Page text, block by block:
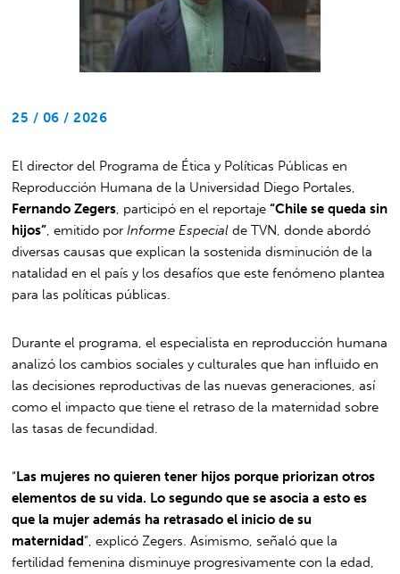
25 / 06 / 2026
El director del Programa de Ética y Políticas Públicas en
Reproducción Humana de la Universidad Diego Portales,
Fernando Zegers , participó en el reportaje“Chile se queda sin
hijos” , emitido por Informe Especial de TVN, donde abordó
diversas causas que explican la sostenida disminución de la
natalidad en el país y los desafíos que este fenómeno plantea
para las políticas públicas.
Durante el programa, el especialista en reproducción humana
analizó los cambios sociales y culturales que han influido en
las decisiones reproductivas de las nuevas generaciones, así
como el impacto que tiene el retraso de la maternidad sobre
las tasas de fecundidad.
“Las mujeres no quieren tener hijos porque priorizan otros
elementos de su vida. Lo segundo que se asocia a esto es
que la mujer además ha retrasado el inicio de su
maternidad”, explicó Zegers. Asimismo, señaló que la
fertilidad femenina disminuye progresivamente con la edad,